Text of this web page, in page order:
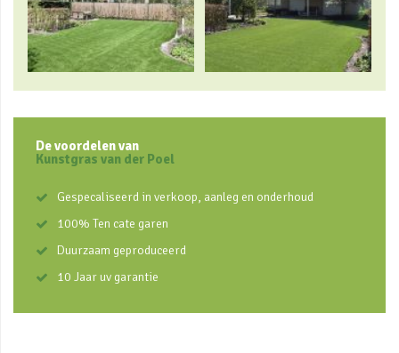
De voordelen van
Kunstgras van der Poel
Gespecaliseerd in verkoop, aanleg en onderhoud
100% Ten cate garen
Duurzaam geproduceerd
10 Jaar uv garantie